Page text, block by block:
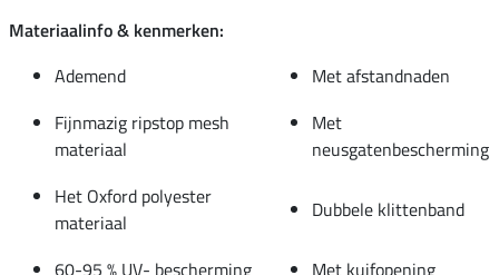
Materiaalinfo & kenmerken:
Ademend
Met afstandnaden
Fijnmazig ripstop mesh
materiaal
Met
neusgatenbescherming
Het Oxford polyester
materiaal
Dubbele klittenband
60-95 % UV- bescherming Met kuifopening